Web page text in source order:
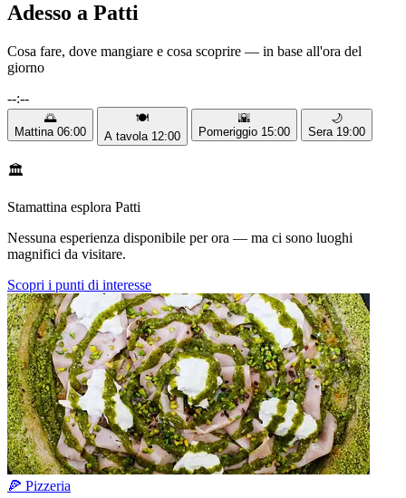
Adesso a Patti
Cosa fare, dove mangiare e cosa scoprire — in base all'ora del
giorno
--:--
🌅
Mattina 06:00
🍽️
A tavola 12:00
🌇
Pomeriggio 15:00
🌙
Sera 19:00
🏛️
Stamattina esplora Patti
Nessuna esperienza disponibile per ora — ma ci sono luoghi
magnifici da visitare.
Scopri i punti di interesse
🍕 Pizzeria